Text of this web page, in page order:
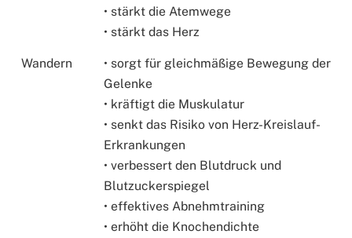
• stärkt die Atemwege
• stärkt das Herz
Wandern
• sorgt für gleichmäßige Bewegung der
Gelenke
• kräftigt die Muskulatur
• senkt das Risiko von Herz-Kreislauf-
Erkrankungen
• verbessert den Blutdruck und
Blutzuckerspiegel
• effektives Abnehmtraining
• erhöht die Knochendichte